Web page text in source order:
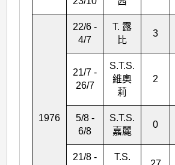
1976
22/6 -
4/7
T. 露
比
3
21/7 -
26/7
S.T.S.
維奧
莉
2
5/8 -
6/8
S.T.S.
嘉麗
0
21/8 -
T.S.